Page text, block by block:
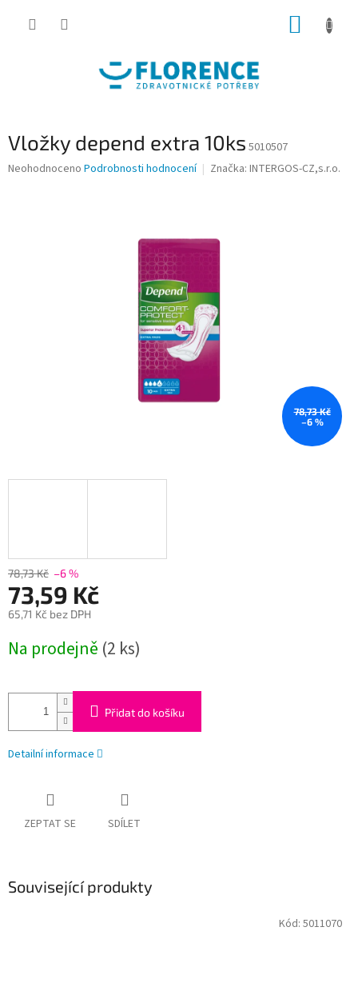
Vložky depend extra 10ks 5010507
Průměrné
Neohodnoceno Podrobnosti hodnocení Značka: INTERGOS-CZ,s.r.o.
78,73 Kč
–6 %
78,73 Kč –6 %
73,59 Kč
65,71 Kč bez DPH
cena:
Na prodejně (2 ks)
Přidat do košíku
Detailní informace
ZEPTAT SE SDÍLET
Související produkty
Kód: 5011070